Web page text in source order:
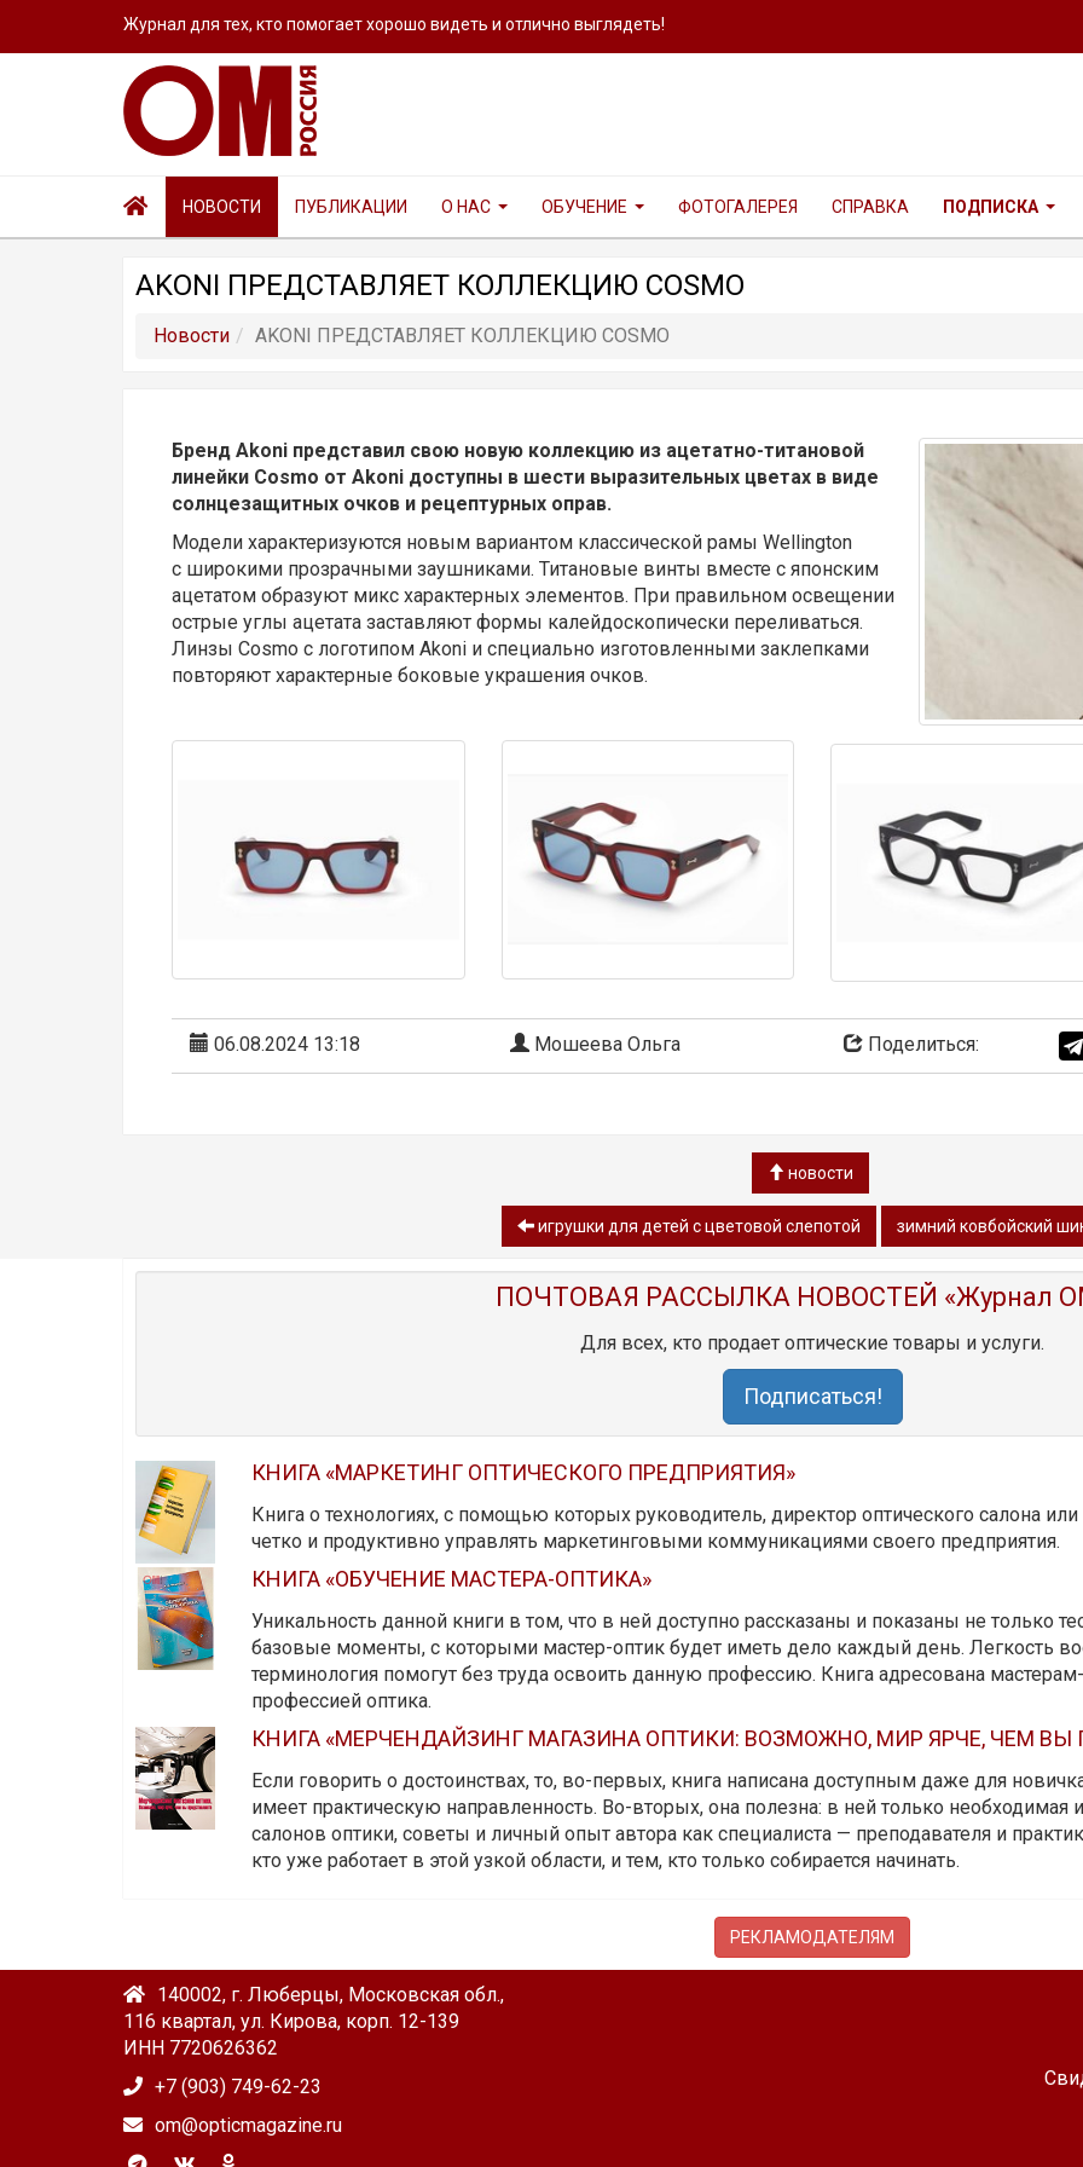
Журнал для тех, кто помогает хорошо видеть и отлично выглядеть!
НОВОСТИ ПУБЛИКАЦИИ О НАС ОБУЧЕНИЕ ФОТОГАЛЕРЕЯ СПРАВКА ПОДПИСКА
AKONI ПРЕДСТАВЛЯЕТ КОЛЛЕКЦИЮ COSMO
Новости AKONI ПРЕДСТАВЛЯЕТ КОЛЛЕКЦИЮ COSMO
Бренд Akoni представил свою новую коллекцию из ацетатно-титановой
линейки Cosmo от Akoni доступны в шести выразительных цветах в виде
солнцезащитных очков и рецептурных оправ.
Модели характеризуются новым вариантом классической рамы Wellington
с широкими прозрачными заушниками. Титановые винты вместе с японским
ацетатом образуют микс характерных элементов. При правильном освещении
острые углы ацетата заставляют формы калейдоскопически переливаться.
Линзы Cosmo с логотипом Akoni и специально изготовленными заклепками
повторяют характерные боковые украшения очков.
06.08.2024 13:18 Мошеева Ольга Поделиться:
новости
игрушки для детей с цветовой слепотой зимний ковбойский
ПОЧТОВАЯ РАССЫЛКА НОВОСТЕЙ «Журнал
Для всех, кто продает оптические товары и услуги.
Подписаться!
КНИГА «МАРКЕТИНГ ОПТИЧЕСКОГО ПРЕДПРИЯТИЯ»
Книга о технологиях, с помощью которых руководитель, директор оптического салона
четко и продуктивно управлять маркетинговыми коммуникациями своего предприятия.
КНИГА «ОБУЧЕНИЕ МАСТЕРА-ОПТИКА»
Уникальность данной книги в том, что в ней доступно рассказаны и показаны не только
базовые моменты, с которыми мастер-оптик будет иметь дело каждый день. Легкость
терминология помогут без труда освоить данную профессию. Книга адресована
профессией оптика.
КНИГА «МЕРЧЕНДАЙЗИНГ МАГАЗИНА ОПТИКИ: ВОЗМОЖНО, МИР ЯРЧЕ, ЧЕМ ВЫ
Если говорить о достоинствах, то, во-первых, книга написана доступным даже для
имеет практическую направленность. Во-вторых, она полезна: в ней только необходимая
салонов оптики, советы и личный опыт автора как специалиста — преподавателя и
кто уже работает в этой узкой области, и тем, кто только собирается начинать.
РЕКЛАМОДАТЕЛЯМ
140002, г. Люберцы, Московская обл.,
116 квартал, ул. Кирова, корп. 12-139
ИНН 7720626362
+7 (903) 749-62-23
om@opticmagazine.ru